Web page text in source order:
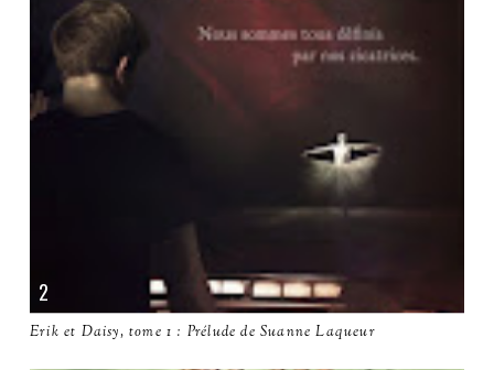
Erik et Daisy, tome 1 : Prélude de Suanne Laqueur